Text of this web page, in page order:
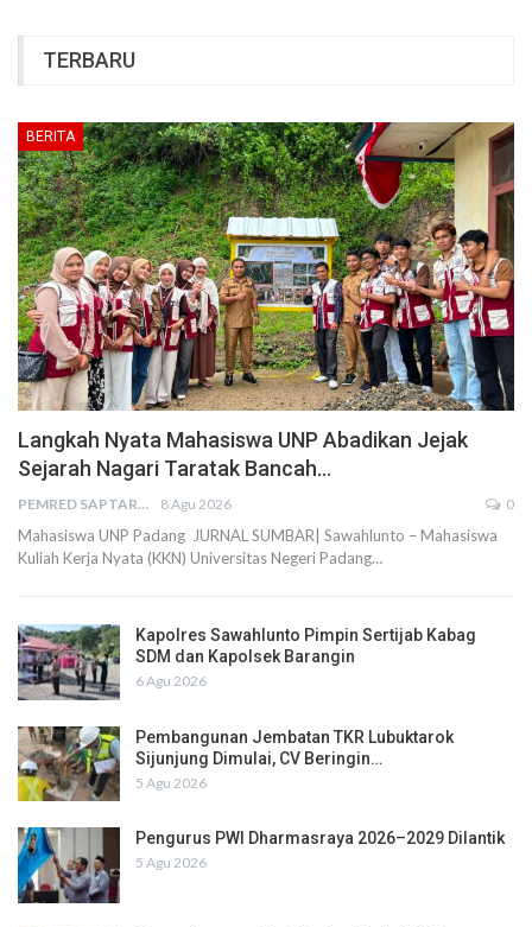
TERBARU
BERITA
Langkah Nyata Mahasiswa UNP Abadikan Jejak
Sejarah Nagari Taratak Bancah…
PEMRED SAPTARIUS 8 Agu 2026 0
Mahasiswa UNP Padang JURNAL SUMBAR| Sawahlunto – Mahasiswa
Kuliah Kerja Nyata (KKN) Universitas Negeri Padang…
Kapolres Sawahlunto Pimpin Sertijab Kabag
SDM dan Kapolsek Barangin
6 Agu 2026
Pembangunan Jembatan TKR Lubuktarok
Sijunjung Dimulai, CV Beringin…
5 Agu 2026
Pengurus PWI Dharmasraya 2026–2029 Dilantik
5 Agu 2026